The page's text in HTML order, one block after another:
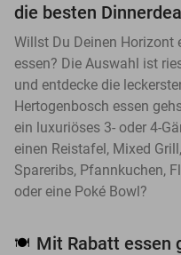
die besten
Willst Du Deinen Horizont
essen? Die Auswahl ist
und entdecke die
Hertogenbosch essen
ein luxuriöses 3- oder 4-
einen Reistafel, Mixed
Spareribs, Pfannkuchen,
oder eine Poké Bowl?
🍽️ Mit Rabatt essen